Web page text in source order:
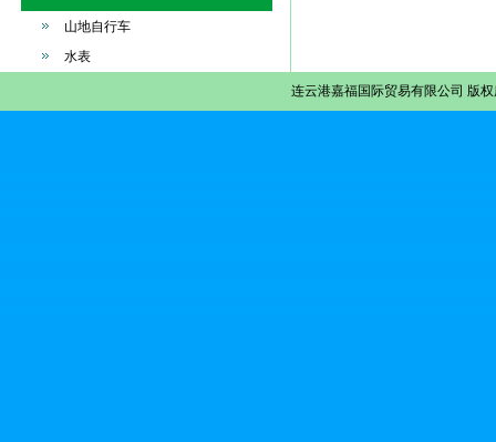
山地自行车
水表
连云港嘉福国际贸易有限公司 版